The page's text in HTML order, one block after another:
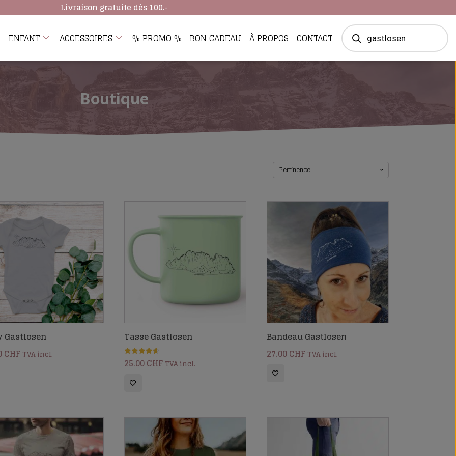
Livraison gratuite dès 100.-
ENFANT ACCESSOIRES % PROMO % BON CADEAU À PROPOS CONTACT Recherche
de
produits
Boutique
Gastlosen
CHF TVA incl.
Tasse Gastlosen
Note
4.67
25.00CHF TVA incl.
Bandeau Gastlosen
27.00CHF TVA incl.